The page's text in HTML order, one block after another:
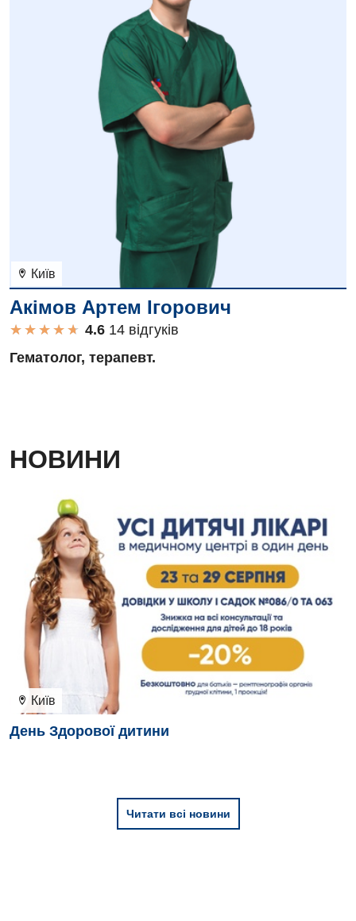
Київ
Акімов Артем Ігорович
★
★
★
★
★
★ ★ ★ ★ ★
14 вiдгукiв
Гематолог, терапевт.
НОВИНИ
Київ
День Здорової дитини
Читати всі новини